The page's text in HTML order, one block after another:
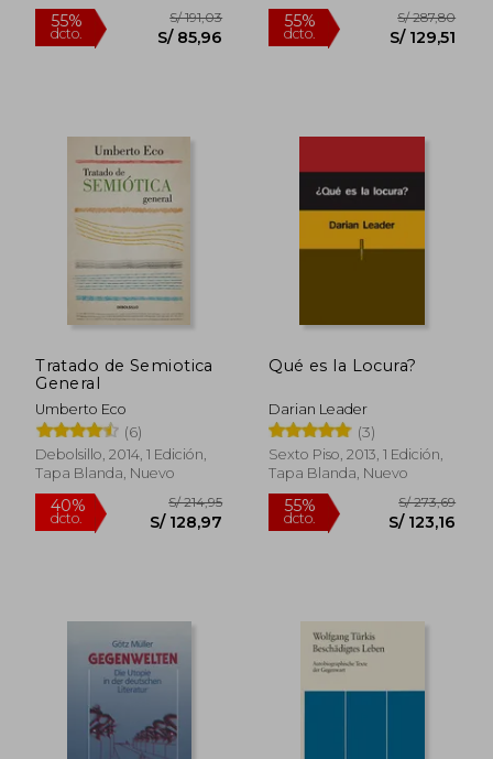
dcto. S/ 69,40 dcto. S/
55% 40%
dcto.
Tratado de Semiotica
General
Umberto Eco
(6)
Debolsillo, 2014, 1 Edición,
Tapa Blanda, Nuevo
Qué es la Locura?
Darian Leader
(3)
Sexto Piso, 2013, 1 Edición,
Tapa Blanda, Nuevo